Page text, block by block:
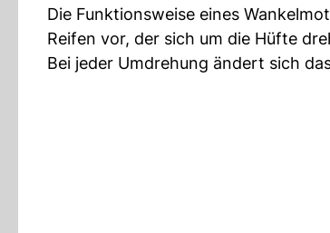
Die Funktionsweise eines
Reifen vor, der sich um die Hüfte
Bei jeder Umdrehung ändert sich